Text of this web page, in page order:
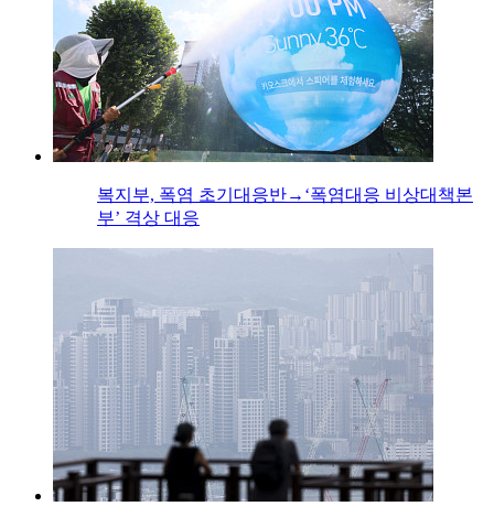
복지부, 폭염 초기대응반→‘폭염대응 비상대책본
부’ 격상 대응